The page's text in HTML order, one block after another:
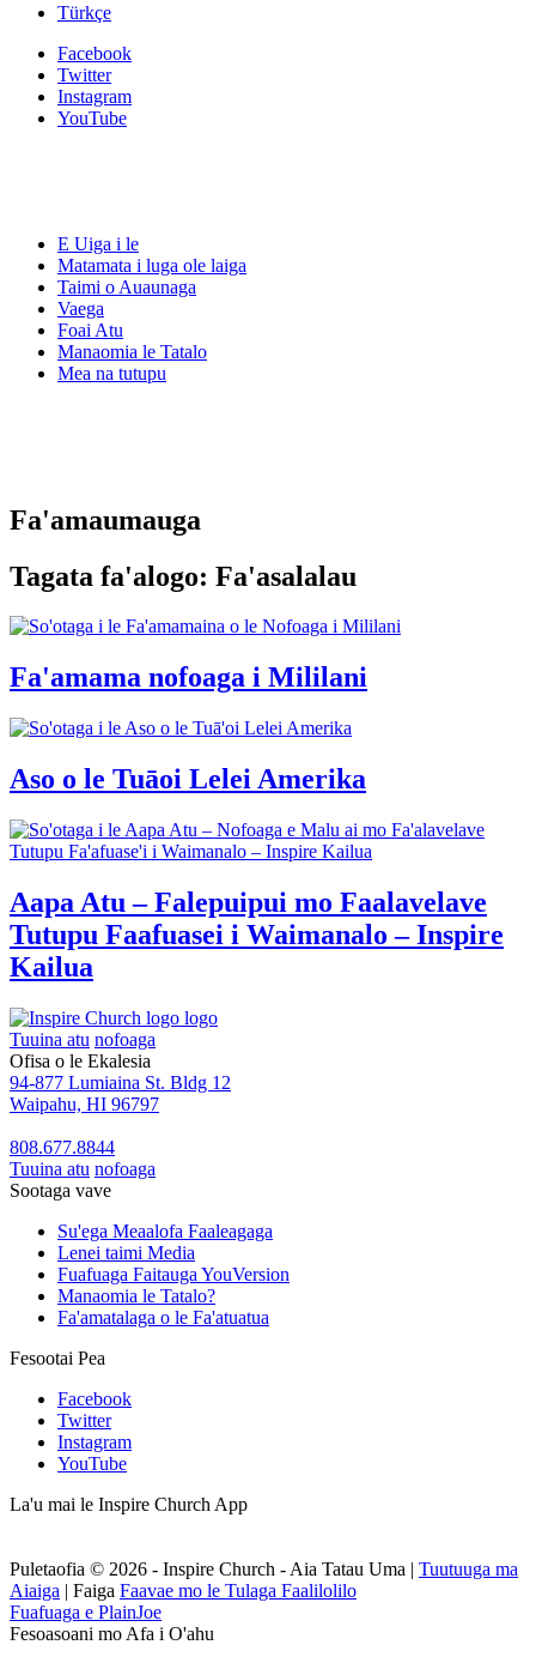
Türkçe
Facebook
Twitter
Instagram
YouTube
E Uiga i le
Matamata i luga ole laiga
Taimi o Auaunaga
Vaega
Foai Atu
Manaomia le Tatalo
Mea na tutupu
Fa'amaumauga
Tagata fa'alogo: Fa'asalalau
Fa'amama nofoaga i Mililani
Aso o le Tuāoi Lelei Amerika
Aapa Atu – Falepuipui mo Faalavelave
Tutupu Faafuasei i Waimanalo – Inspire
Kailua
Tuuina atu nofoaga
Ofisa o le Ekalesia
94-877 Lumiaina St. Bldg 12
Waipahu, HI 96797
808.677.8844
Tuuina atu nofoaga
Sootaga vave
Su'ega Meaalofa Faaleagaga
Lenei taimi Media
Fuafuaga Faitauga YouVersion
Manaomia le Tatalo?
Fa'amatalaga o le Fa'atuatua
Fesootai Pea
Facebook
Twitter
Instagram
YouTube
La'u mai le Inspire Church App
Puletaofia © 2026 - Inspire Church - Aia Tatau Uma | Tuutuuga ma
Aiaiga | Faiga Faavae mo le Tulaga Faalilolilo
Fuafuaga e PlainJoe
Fesoasoani mo Afa i O'ahu